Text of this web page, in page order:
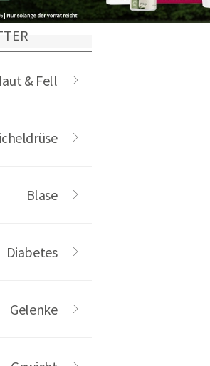
& Fell
Blase
Diabetes
Gelenke